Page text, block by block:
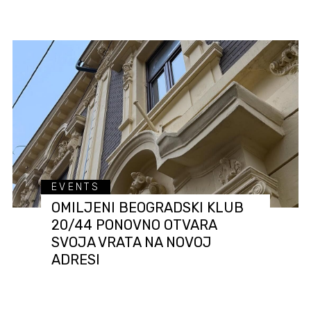
EVENTS
OMILJENI BEOGRADSKI KLUB
20/44 PONOVNO OTVARA
SVOJA VRATA NA NOVOJ
ADRESI